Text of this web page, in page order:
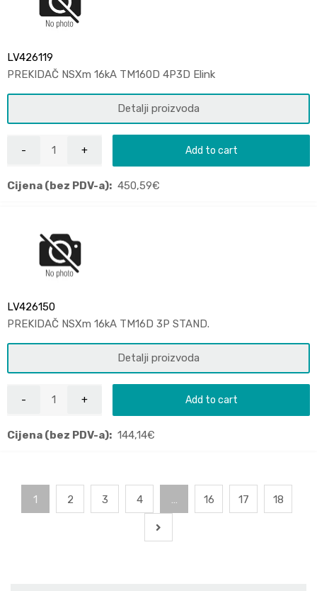
LV426119
PREKIDAČ NSXm 16kA TM160D 4P3D Elink
Detalji proizvoda
Add to cart
Cijena (bez PDV-a): 450,59€
LV426150
PREKIDAČ NSXm 16kA TM16D 3P STAND.
Detalji proizvoda
Add to cart
Cijena (bez PDV-a): 144,14€
1 2 3 4 … 16 17 18